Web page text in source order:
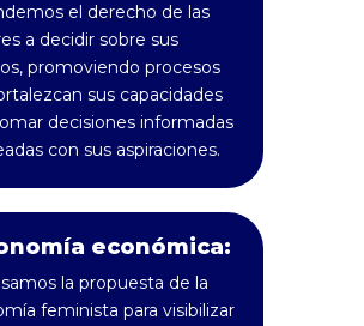
el derecho de las
a decidir sobre sus
promoviendo procesos
sus capacidades
decisiones informadas
con sus aspiraciones.
económica:
la propuesta de la
feminista para visibilizar